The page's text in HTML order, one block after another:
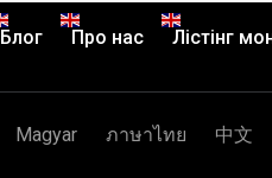
Блог Про нас Лістінг
Magyar ภาษาไทย
中文